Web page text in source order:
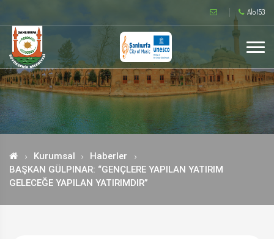
Alo 153
Kurumsal
Haberler
BAŞKAN GÜLPINAR: “GENÇLERE YAPILAN YATIRIM
GELECEĞE YAPILAN YATIRIMDIR”